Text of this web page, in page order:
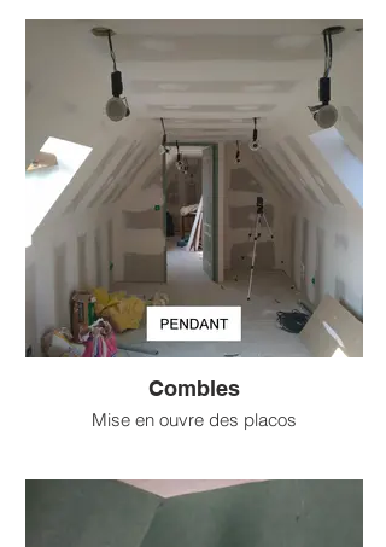
Combles
Mise en ouvre des placos